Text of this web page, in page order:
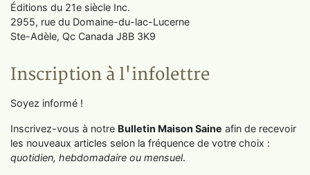
Éditions du 21e siècle Inc.
2955, rue du Domaine-du-lac-Lucerne
Ste-Adèle, Qc Canada J8B 3K9
Inscription à l'infolettre
Soyez informé !
Inscrivez-vous à notre Bulletin Maison Saine afin de recevoir
les nouveaux articles selon la fréquence de votre choix :
quotidien, hebdomadaire ou mensuel.